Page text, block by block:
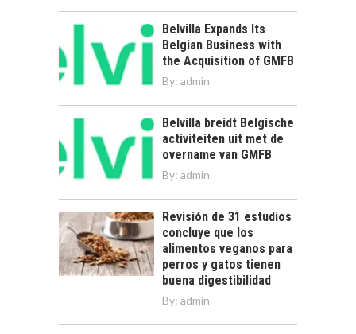
Belvilla Expands Its
Belgian Business with
the Acquisition of GMFB
By: admin
Belvilla breidt Belgische
activiteiten uit met de
overname van GMFB
By: admin
Revisión de 31 estudios
concluye que los
alimentos veganos para
perros y gatos tienen
buena digestibilidad
By: admin